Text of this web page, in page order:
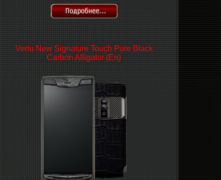
Vertu New Signature Touch Pure Black
Carbon Alligator (En)